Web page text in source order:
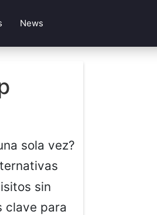
News
sola vez?
sin
clave para